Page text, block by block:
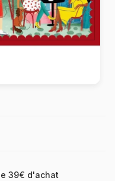
39€ d'achat